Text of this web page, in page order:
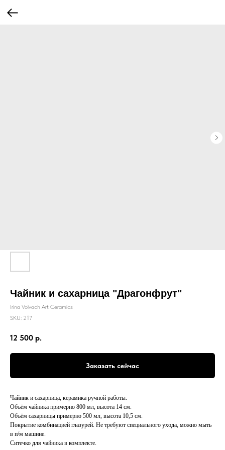
Чайник и сахарница "Драгонфрут"
Irina Volvach Art Ceramics
SKU: 217
12 500 р.
Заказать сейчас
Чайник и сахарница, керамика ручной работы.
Объём чайника примерно 800 мл, высота 14 см.
Объём сахарницы примерно 500 мл, высота 10,5 см.
Покрытие комбинацией глазурей. Не требуют специального ухода, можно мыть
в п/м машине.
Ситечко для чайника в комплекте.